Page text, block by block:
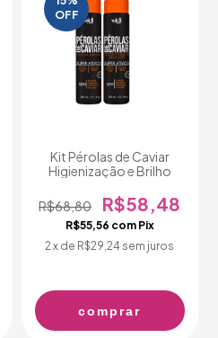
OFF
Kit Pérolas de Caviar
Higienização e Brilho
R$68,80 R$58,48
R$55,56 com Pix
2x de R$29,24 sem juros
comprar